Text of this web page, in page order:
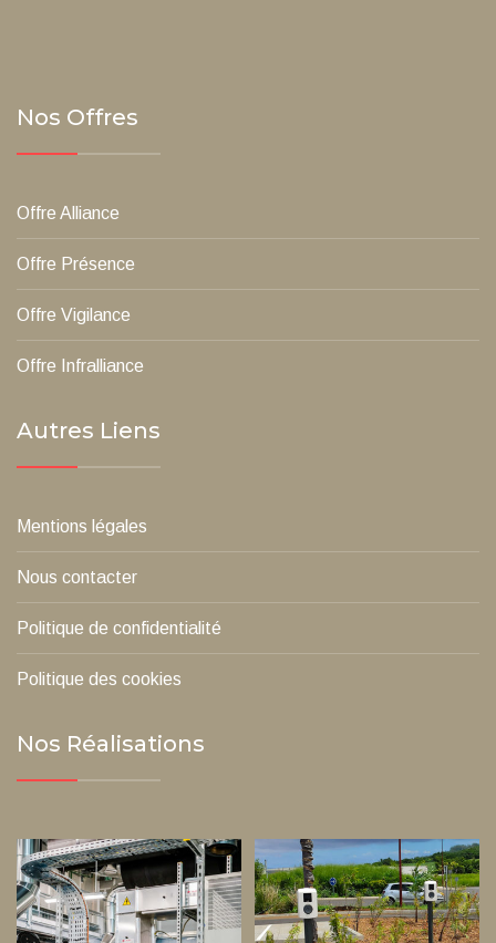
Nos Offres
Offre Alliance
Offre Présence
Offre Vigilance
Offre Infralliance
Autres Liens
Mentions légales
Nous contacter
Politique de confidentialité
Politique des cookies
Nos Réalisations